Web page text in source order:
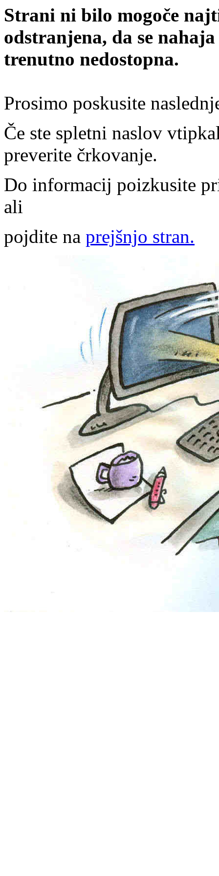
Strani ni bilo mogoče
odstranjena, da se
trenutno nedostopna.
Prosimo poskusite
Če ste spletni naslov
preverite črkovanje.
Do informacij poizkusite
ali
pojdite na prejšnjo stran.